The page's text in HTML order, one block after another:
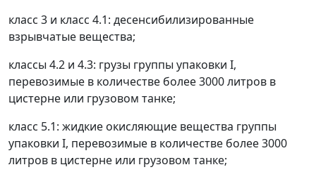
класс 3 и класс 4.1: десенсибилизированные
взрывчатые вещества;
классы 4.2 и 4.3: грузы группы упаковки I,
перевозимые в количестве более 3000 литров в
цистерне или грузовом танке;
класс 5.1: жидкие окисляющие вещества группы
упаковки I, перевозимые в количестве более 3000
литров в цистерне или грузовом танке;